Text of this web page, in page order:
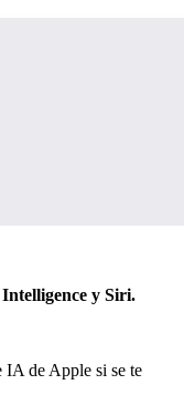
y Siri.
IA de Apple si se te